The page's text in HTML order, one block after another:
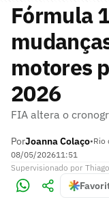
Fórmula
motores
2026
FIA altera o
PorJoanna Colaço•Rio
08/05/202611:51
Supervisionado por